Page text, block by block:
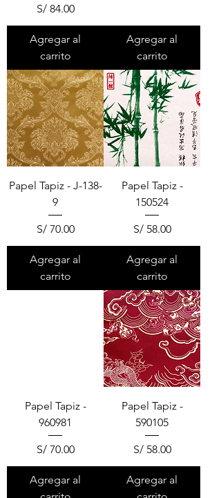
Precio
S/ 84.00
Agregar al
carrito
Agregar al
carrito
Papel Tapiz - J-138-
9
Precio
S/ 70.00
Agregar al
carrito
Papel Tapiz -
150524
Precio
S/ 58.00
Agregar al
carrito
Papel Tapiz -
960981
Precio
S/ 70.00
Agregar al
Papel Tapiz -
590105
Precio
S/ 58.00
Agregar al